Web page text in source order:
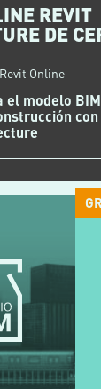
REVIT
DE
Online
el modelo